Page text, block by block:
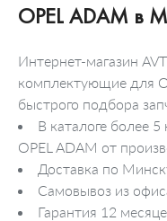
OPEL ADAM в
Интернет-магазин
комплектующие для
быстрого подбора
В каталоге более
OPEL ADAM от
Доставка по
Самовывоз из
Гарантия 12